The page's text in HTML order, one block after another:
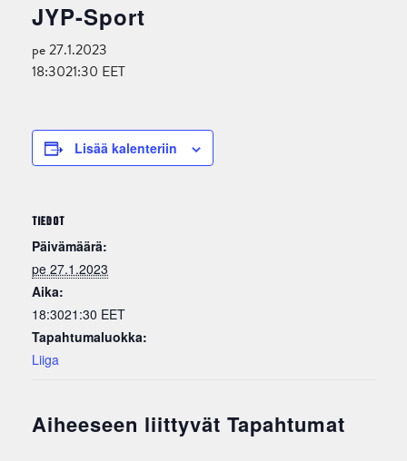
JYP-Sport
pe 27.1.2023
18:3021:30 EET
Lisää kalenteriin
TIEDOT
Päivämäärä:
pe 27.1.2023
Aika:
18:3021:30 EET
Tapahtumaluokka:
Liiga
Aiheeseen liittyvät Tapahtumat